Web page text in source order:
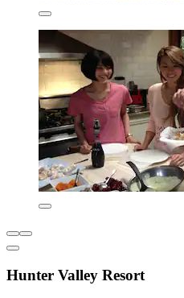
Hunter Valley Resort